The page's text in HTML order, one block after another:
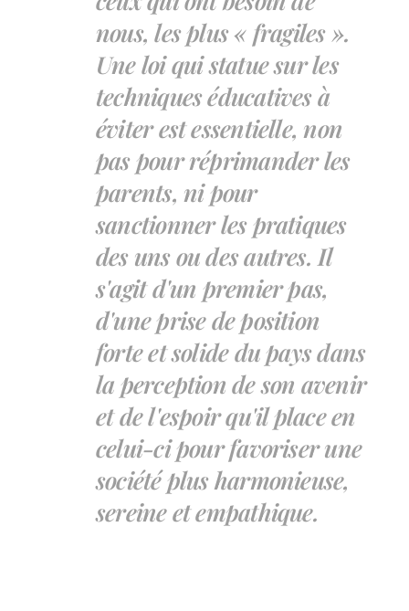
nous, les plus « fragiles ».
Une loi qui statue sur les
techniques éducatives à
éviter est essentielle, non
pas pour réprimander les
parents, ni pour
sanctionner les pratiques
des uns ou des autres. Il
s'agit d'un premier pas,
d'une prise de position
forte et solide du pays dans
la perception de son avenir
et de l'espoir qu'il place en
celui-ci pour favoriser une
société plus harmonieuse,
sereine et empathique.